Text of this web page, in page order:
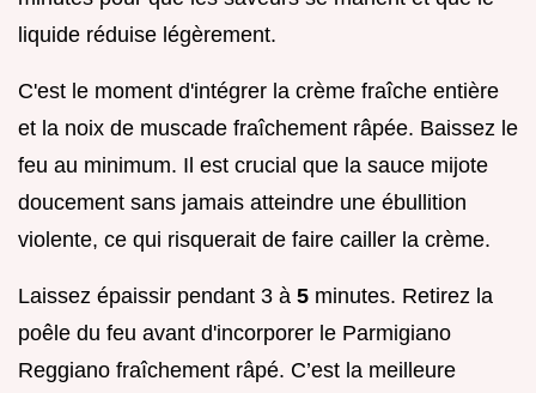
liquide réduise légèrement.
C'est le moment d'intégrer la crème fraîche entière
et la noix de muscade fraîchement râpée. Baissez le
feu au minimum. Il est crucial que la sauce mijote
doucement sans jamais atteindre une ébullition
violente, ce qui risquerait de faire cailler la crème.
Laissez épaissir pendant 3 à 5 minutes. Retirez la
poêle du feu avant d'incorporer le Parmigiano
Reggiano fraîchement râpé. C’est la meilleure